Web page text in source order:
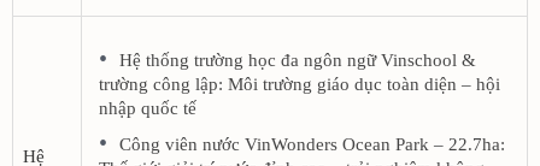
Hệ
Hệ thống trường học đa ngôn ngữ Vinschool &
trường công lập: Môi trường giáo dục toàn diện – hội
nhập quốc tế
Công viên nước VinWonders Ocean Park – 22.7ha: